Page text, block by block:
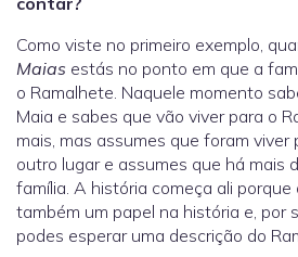
Como viste no primeiro exemplo,
Maias estás no ponto em que a
o Ramalhete. Naquele momento
Maia e sabes que vão viver para o
mais, mas assumes que foram viver
outro lugar e assumes que há mais
família. A história começa ali
também um papel na história e, por
podes esperar uma descrição do